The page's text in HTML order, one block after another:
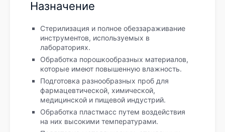
Назначение
Стерилизация и полное обеззараживание
инструментов, используемых в
лабораториях.
Обработка порошкообразных материалов,
которые имеют повышенную влажность.
Подготовка разнообразных проб для
фармацевтической, химической,
медицинской и пищевой индустрий.
Обработка пластмасс путем воздействия
на них высокими температурами.